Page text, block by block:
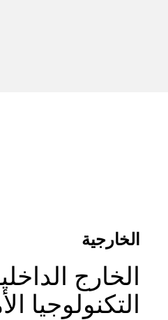
الخارجية
الخارج
التكنولوجيا